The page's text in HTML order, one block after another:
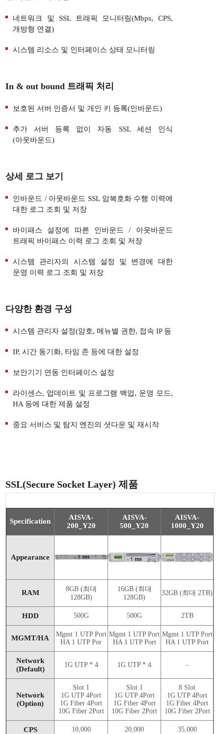
네트워크 및 SSL 트래픽 모니터링(Mbps, CPS,
개방형 연결)
시스템 리소스 및 인터페이스 상태 모니터링
In & out bound 트래픽 처리
보호된 서버 인증서 및 개인 키 등록(인바운드)
추가 서버 등록 없이 자동 SSL 세션 인식
(아웃바운드)
상세 로그 보기
인바운드 / 아웃바운드 SSL 암복호화 수행 이력에
대한 로그 조회 및 저장
바이패스 설정에 따른 인바운드 / 아웃바운드
트래픽 바이패스 이력 로그 조회 및 저장
시스템 관리자의 시스템 설정 및 변경에 대한
운영 이력 로그 조회 및 저장
다양한 환경 구성
시스템 관리자 설정(암호, 메뉴별 권한, 접속 IP 등
IP, 시간 동기화, 타임 존 등에 대한 설정
보안기기 연동 인터페이스 설정
라이센스, 업데이트 및 프로그램 백업, 운영 모드,
HA 등에 대한 제품 설정
중요 서비스 및 탐지 엔진의 셧다운 및 재시작
SSL(Secure Socket Layer) 제품
Specification
AISVA-
200_Y20
AISVA-
500_Y20
AISVA-
1000_Y20
Appearance
RAM
8GB (최대
128GB)
16GB (최대
128GB)
32GB (최대 2TB)
HDD 500G 500G 2TB
MGMT/HA
Mgmt 1 UTP Port
HA 1 UTP Por
Mgmt 1 UTP Port
HA 1 UTP Port
Mgmt 1 UTP Port
HA 1 UTP Port
Network
(Default)
1G UTP * 4 1G UTP * 4 -
Network
(Option)
Slot 1
1G UTP 4Port
1G Fiber 4Port
10G Fiber 2Port
Slot 1
1G UTP 4Port
1G Fiber 4Port
10G Fiber 2Port
8 Slot
1G UTP 4Port
1G Fiber 4Port
10G Fiber 2Port
CPS 10,000 20,000 35,000